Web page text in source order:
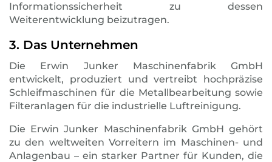
Informationssicherheit zu dessen
Weiterentwicklung beizutragen.
3. Das Unternehmen
Die Erwin Junker Maschinenfabrik GmbH
entwickelt, produziert und vertreibt hochpräzise
Schleifmaschinen für die Metallbearbeitung sowie
Filteranlagen für die industrielle Luftreinigung.
Die Erwin Junker Maschinenfabrik GmbH gehört
zu den weltweiten Vorreitern im Maschinen- und
Anlagenbau – ein starker Partner für Kunden, die